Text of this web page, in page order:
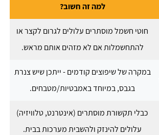
למה זה חשוב?
חוטי חשמל מוסתרים עלולים לגרום לקצר או
להתחשמלות אם לא מזהים אותם מראש.
במקרה של שיפוצים קודמים - ייתכן שיש צנרת
בגבס, במיוחד באמבטיות/מטבחים.
כבלי תקשורת מוסתרים (אינטרנט, טלוויזיה)
עלולים להינזק ולהשבית מערכות בבית.